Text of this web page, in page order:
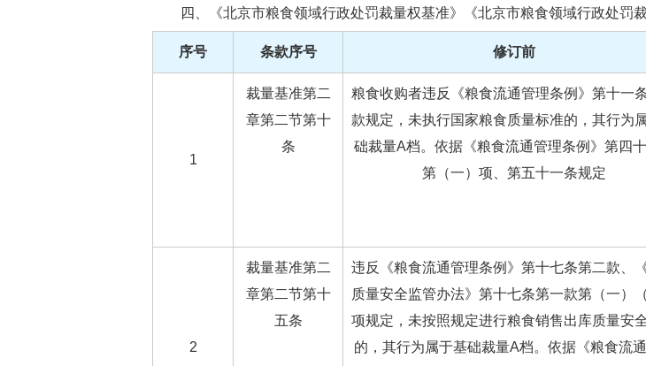
四、《北京市粮食领域行政处罚裁量权基准》《北京市粮食领域行政处罚
序号 条款序号 修订前
1
裁量基准第二
章第二节第十
条
粮食收购者违反《粮食流通管理条例》第十一
款规定，未执行国家粮食质量标准的，其行为
础裁量A档。依据《粮食流通管理条例》第四
第（一）项、第五十一条规定
2
裁量基准第二
章第二节第十
五条
违反《粮食流通管理条例》第十七条第二款、
质量安全监管办法》第十七条第一款第（一）（
项规定，未按照规定进行粮食销售出库质量安
的，其行为属于基础裁量A档。依据《粮食流